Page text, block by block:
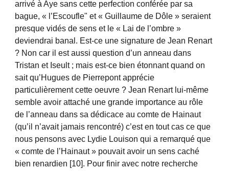
arrivé à Aye sans cette perfection conférée par sa
bague, « l’Escoufle" et « Guillaume de Dôle » seraient
presque vidés de sens et le « Lai de l’ombre »
deviendrai banal. Est-ce une signature de Jean Renart
? Non car il est aussi question d’un anneau dans
Tristan et Iseult ; mais est-ce bien étonnant quand on
sait qu’Hugues de Pierrepont apprécie
particulièrement cette oeuvre ? Jean Renart lui-même
semble avoir attaché une grande importance au rôle
de l’anneau dans sa dédicace au comte de Hainaut
(qu’il n’avait jamais rencontré) c’est en tout cas ce que
nous pensons avec Lydie Louison qui a remarqué que
« comte de l’Hainaut » pouvait avoir un sens caché
bien renardien [10]. Pour finir avec notre recherche